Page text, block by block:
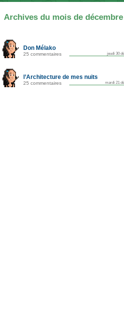
Archives du mois de décembre
Don Mélako
25 commentaires jeudi 30
l’Architecture de mes nuits
25 commentaires mardi 21